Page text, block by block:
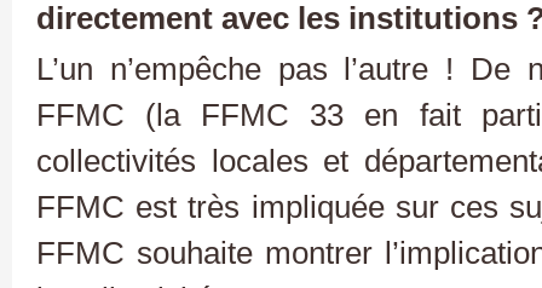
directement avec les institutions
L’un n’empêche pas l’autre ! De
FFMC (la FFMC 33 en fait
collectivités locales et
FFMC est très impliquée sur ces
FFMC souhaite montrer